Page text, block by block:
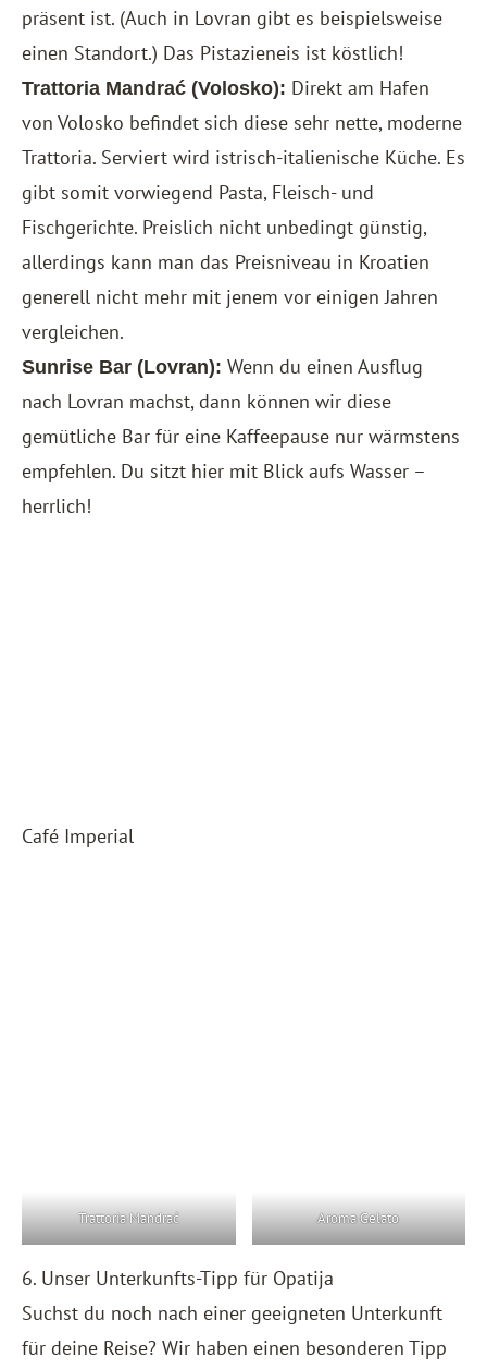
präsent ist. (Auch in Lovran gibt es beispielsweise
einen Standort.) Das Pistazieneis ist köstlich!
Trattoria Mandrać (Volosko): Direkt am Hafen
von Volosko befindet sich diese sehr nette, moderne
Trattoria. Serviert wird istrisch-italienische Küche. Es
gibt somit vorwiegend Pasta, Fleisch- und
Fischgerichte. Preislich nicht unbedingt günstig,
allerdings kann man das Preisniveau in Kroatien
generell nicht mehr mit jenem vor einigen Jahren
vergleichen.
Sunrise Bar (Lovran): Wenn du einen Ausflug
nach Lovran machst, dann können wir diese
gemütliche Bar für eine Kaffeepause nur wärmstens
empfehlen. Du sitzt hier mit Blick aufs Wasser –
herrlich!
Café Imperial
Trattoria Mandrać Aroma Gelato
6. Unser Unterkunfts-Tipp für Opatija
Suchst du noch nach einer geeigneten Unterkunft
für deine Reise? Wir haben einen besonderen Tipp